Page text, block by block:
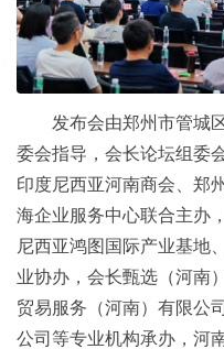
发布会由郑州市管城
委会指导，会长论坛组委
印度尼西亚河南商会、郑
海企业服务中心联合主办
尼西亚鸿图国际产业基地
业协办，会长甄选（河南
贸易服务（河南）有限公
公司等专业机构承办，河